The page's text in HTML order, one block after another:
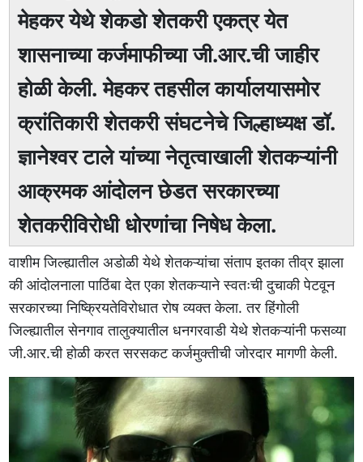
मेहकर येथे शेकडो शेतकरी एकत्र येत
शासनाच्या कर्जमाफीच्या जी.आर.ची जाहीर
होळी केली. मेहकर तहसील कार्यालयासमोर
क्रांतिकारी शेतकरी संघटनेचे जिल्हाध्यक्ष डॉ.
ज्ञानेश्वर टाले यांच्या नेतृत्वाखाली शेतकऱ्यांनी
आक्रमक आंदोलन छेडत सरकारच्या
शेतकरीविरोधी धोरणांचा निषेध केला.
वाशीम जिल्ह्यातील अडोळी येथे शेतकऱ्यांचा संताप इतका तीव्र झाला
की आंदोलनाला पाठिंबा देत एका शेतकऱ्याने स्वतःची दुचाकी पेटवून
सरकारच्या निष्क्रियतेविरोधात रोष व्यक्त केला. तर हिंगोली
जिल्ह्यातील सेनगाव तालुक्यातील धनगरवाडी येथे शेतकऱ्यांनी फसव्या
जी.आर.ची होळी करत सरसकट कर्जमुक्तीची जोरदार मागणी केली.